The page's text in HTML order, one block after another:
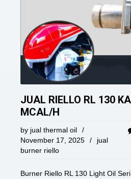
JUAL RIELLO RL 130
MCAL/H
by jual thermal oil
/
November 17, 2025
/
jual
burner riello
Burner Riello RL 130 Light Oil